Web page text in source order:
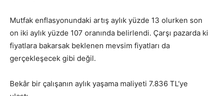
Mutfak enflasyonundaki artış aylık yüzde 13 olurken son
on iki aylık yüzde 107 oranında belirlendi. Çarşı pazarda ki
fiyatlara bakarsak beklenen mevsim fiyatları da
gerçekleşecek gibi değil.
Bekâr bir çalışanın aylık yaşama maliyeti 7.836 TL‘ye